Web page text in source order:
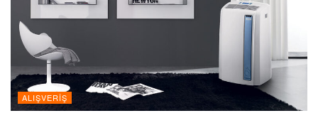
ALIŞVERIŞ